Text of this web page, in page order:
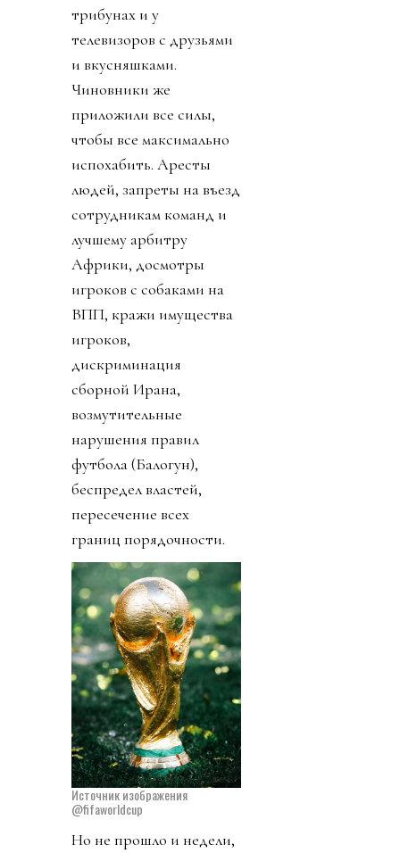
трибунах и у
телевизоров с друзьями
и вкусняшками.
Чиновники же
приложили все силы,
чтобы все максимально
испохабить. Аресты
людей, запреты на въезд
сотрудникам команд и
лучшему арбитру
Африки, досмотры
игроков с собаками на
ВПП, кражи имущества
игроков,
дискриминация
сборной Ирана,
возмутительные
нарушения правил
футбола (Балогун),
беспредел властей,
пересечение всех
границ порядочности.
Источник изображения
@fifaworldcup
Но не прошло и недели,